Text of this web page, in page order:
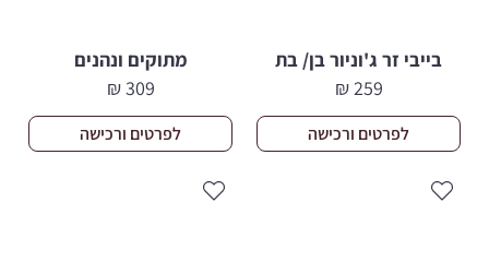
בייבי זר ג'וניור בן/ בת
259
₪
לפרטים ורכישה
מתוקים ונהנים
309
₪
לפרטים ורכישה